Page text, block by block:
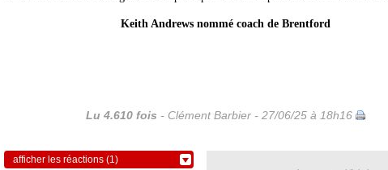
Keith Andrews nommé coach de Brentford
Lu 4.610 fois - Clément Barbier - 27/06/25 à 18h16
afficher les réactions (1)